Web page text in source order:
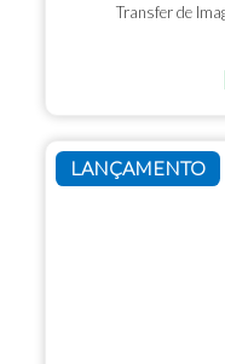
Transfer de
LANÇAMENTO